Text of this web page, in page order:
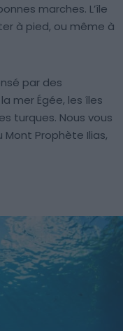
marches. L’île
à pied, ou même à
par des
mer Égée, les îles
turques. Nous vous
Mont Prophète Ilias,